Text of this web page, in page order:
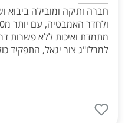
חברה ותיקה ומובילה ביבוא
מתמדת ואיכות ללא פשרות
למרלו"ג צור יגאל, התפקיד